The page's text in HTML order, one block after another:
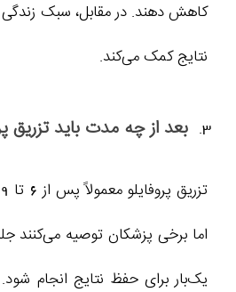
کاهش دهند. در مقابل، سبک زندگی
نتایج کمک می‌کند.
بعد از چه مدت باید تزریق
یک‌بار برای حفظ نتایج انجام